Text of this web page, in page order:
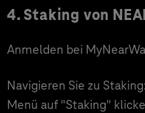
4. Staking von
Anmelden bei
Navigieren Sie zu
Menü auf "Staking"